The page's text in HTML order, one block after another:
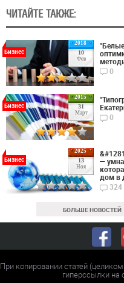
ЧИТАЙТЕ ТАКЖЕ:
2018
10
Фев
Бизнес
0
2015
31
Март
Бизнес
0
2025
13
Ноя
Бизнес
—
дом в
324
БОЛЬШЕ НОВОСТЕЙ
При копировании статей
гиперссылки на